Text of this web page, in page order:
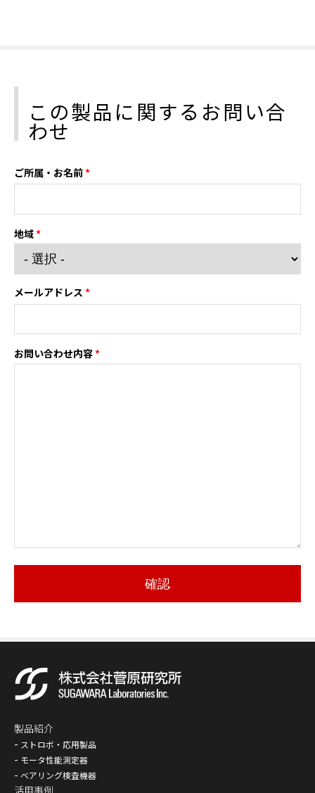
この製品に関するお問い合
わせ
ご所属・お名前*
地域*
メールアドレス *
お問い合わせ内容*
確認
製品紹介
ストロボ・応用製品
モータ性能測定器
ベアリング検査機器